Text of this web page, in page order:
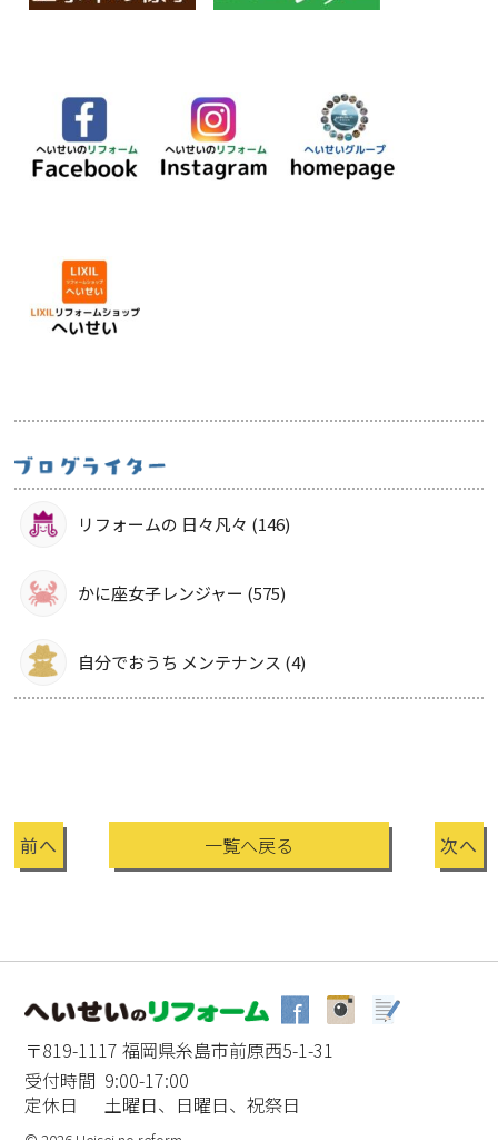
リフォームの 日々凡々 (146)
かに座女子レンジャー (575)
自分でおうち メンテナンス (4)
前へ 一覧へ戻る 次へ
〒819-1117 福岡県糸島市前原西5-1-31
受付時間 9:00-17:00
定休日 土曜日、日曜日、祝祭日